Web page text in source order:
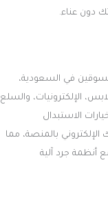
دون عناء.
في السعودية،
الإلكترونيات، والسلع
الاستبدال
بالمنصة، مما
أنظمة جرد آلية